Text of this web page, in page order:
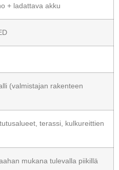
+ ladattava akku
(valmistajan rakenteen
terassi, kulkureittien
mukana tulevalla piikillä